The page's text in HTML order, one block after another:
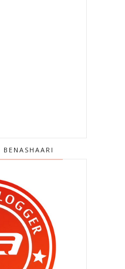
(390)
laaa cam nih.. "
cetak rompak ??